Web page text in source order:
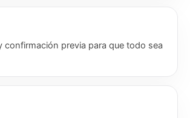
confirmación previa para que todo sea